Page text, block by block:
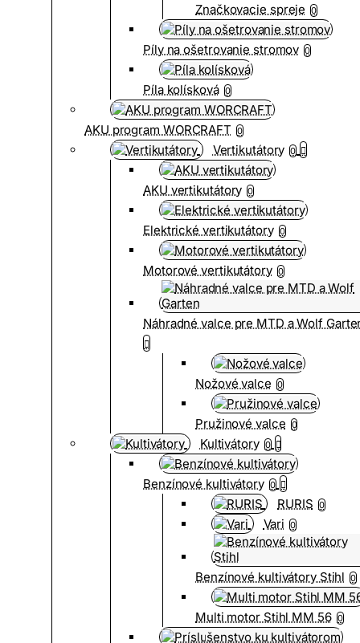
Značkovacie spreje 0
Píly na ošetrovanie stromov 0
Píla kolísková 0
AKU program WORCRAFT 0
Vertikutátory 0
AKU vertikutátory 0
Elektrické vertikutátory 0
Motorové vertikutátory 0
Náhradné valce pre MTD a Wolf
Nožové valce 0
Pružinové valce 0
Kultivátory 0
Benzínové kultivátory 0
RURIS 0
Vari 0
Benzínové kultivátory Stihl 0
Multi motor Stihl MM 56 0